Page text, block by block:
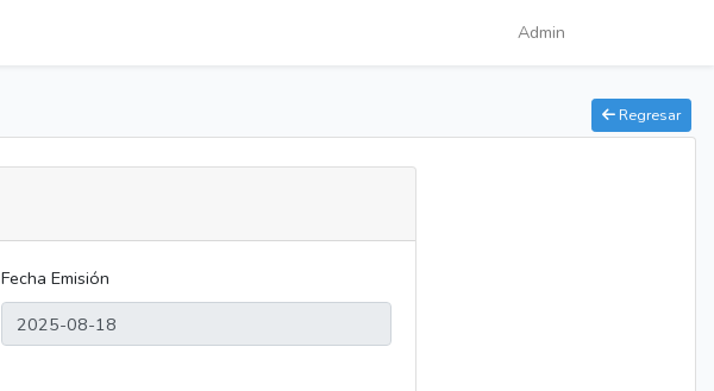
Admin
Regresar
Fecha Emisión